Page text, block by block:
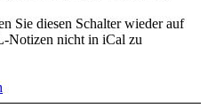
Sie diesen Schalter wieder auf
Notizen nicht in iCal zu